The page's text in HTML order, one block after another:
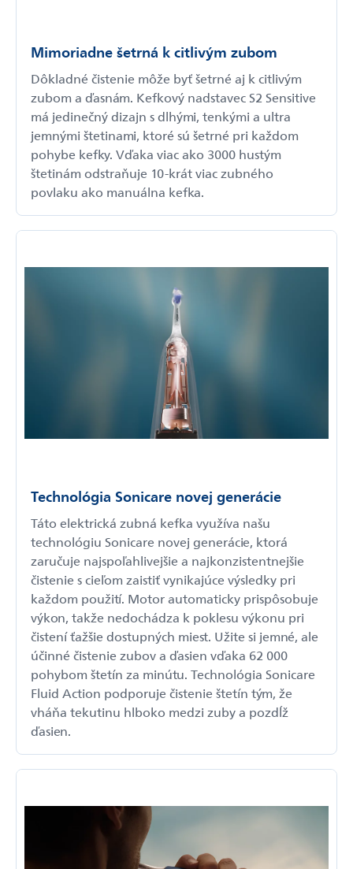
Mimoriadne šetrná k citlivým zubom
Dôkladné čistenie môže byť šetrné aj k citlivým
zubom a ďasnám. Kefkový nadstavec S2 Sensitive
má jedinečný dizajn s dlhými, tenkými a ultra
jemnými štetinami, ktoré sú šetrné pri každom
pohybe kefky. Vďaka viac ako 3000 hustým
štetinám odstraňuje 10-krát viac zubného
povlaku ako manuálna kefka.
Technológia Sonicare novej generácie
Táto elektrická zubná kefka využíva našu
technológiu Sonicare novej generácie, ktorá
zaručuje najspoľahlivejšie a najkonzistentnejšie
čistenie s cieľom zaistiť vynikajúce výsledky pri
každom použití. Motor automaticky prispôsobuje
výkon, takže nedochádza k poklesu výkonu pri
čistení ťažšie dostupných miest. Užite si jemné, ale
účinné čistenie zubov a ďasien vďaka 62 000
pohybom štetín za minútu. Technológia Sonicare
Fluid Action podporuje čistenie štetín tým, že
vháňa tekutinu hlboko medzi zuby a pozdĺž
ďasien.